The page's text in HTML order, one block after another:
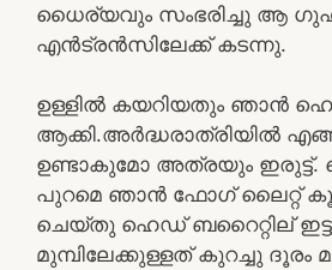
ധൈര്യവും സംഭരിച്ചു ആ
എൻ‌ട്രൻസിലേക്ക് കടന്നു.
ഉള്ളിൽ കയറിയതും ഞാൻ
ആക്കി.അർദ്ധരാത്രിയിൽ
ഉണ്ടാകുമോ അത്രയും
പുറമെ ഞാൻ ഫോഗ് ലൈറ്റ്
ചെയ്തു ഹെഡ് ബറൈറ്റില് ഇട്ടു
മുമ്പിലേക്കുള്ളത് കുറച്ചു ദൂരം